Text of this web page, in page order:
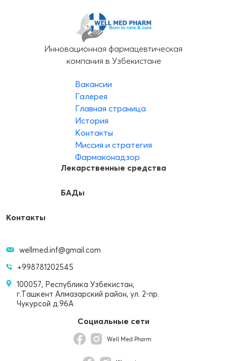
Инновационная фармацевтическая
компания в Узбекистане
Вакансии
Галерея
Главная страница
История
Контакты
Миссия и стратегия
Фармаконадзор
Лекарственные средства
БАДы
Контакты
wellmed.inf@gmail.com
+998781202545
100057, Республика Узбекистан,
г.Ташкент Алмазарский район, ул. 2-пр.
Чукурсой д.96А
Социальные сети
Well Med Pharm